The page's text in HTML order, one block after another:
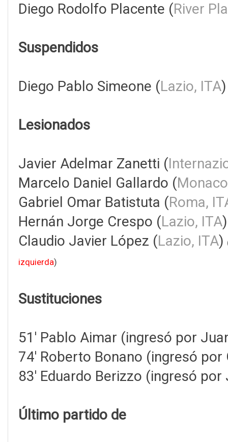
Diego Rodolfo Placente (River
Suspendidos
Diego Pablo Simeone (Lazio, ITA
Lesionados
Javier Adelmar Zanetti (
Marcelo Daniel Gallardo (
Gabriel Omar Batistuta (Roma,
Hernán Jorge Crespo (Lazio, ITA
Claudio Javier López (Lazio, ITA)
izquierda)
Sustituciones
51' Pablo Aimar (ingresó por
74' Roberto Bonano (ingresó por
83' Eduardo Berizzo (ingresó por
Último partido de